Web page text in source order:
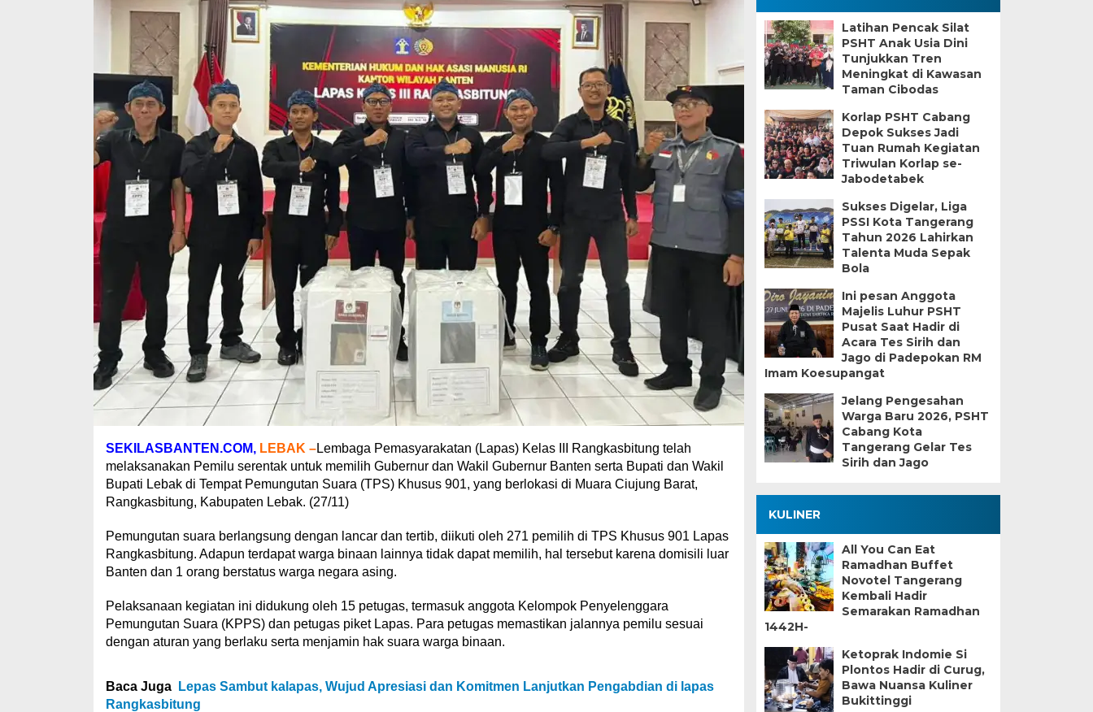
SEKILASBANTEN.COM, LEBAK –Lembaga Pemasyarakatan (Lapas) Kelas III Rangkasbitung telah
melaksanakan Pemilu serentak untuk memilih Gubernur dan Wakil Gubernur Banten serta Bupati dan Wakil
Bupati Lebak di Tempat Pemungutan Suara (TPS) Khusus 901, yang berlokasi di Muara Ciujung Barat,
Rangkasbitung, Kabupaten Lebak. (27/11)
Pemungutan suara berlangsung dengan lancar dan tertib, diikuti oleh 271 pemilih di TPS Khusus 901 Lapas
Rangkasbitung. Adapun terdapat warga binaan lainnya tidak dapat memilih, hal tersebut karena domisili luar
Banten dan 1 orang berstatus warga negara asing.
Pelaksanaan kegiatan ini didukung oleh 15 petugas, termasuk anggota Kelompok Penyelenggara
Pemungutan Suara (KPPS) dan petugas piket Lapas. Para petugas memastikan jalannya pemilu sesuai
dengan aturan yang berlaku serta menjamin hak suara warga binaan.
Baca Juga
Lepas Sambut kalapas, Wujud Apresiasi dan Komitmen Lanjutkan Pengabdian di lapas
Rangkasbitung
Latihan Pencak Silat
PSHT Anak Usia Dini
Tunjukkan Tren
Meningkat di Kawasan
Taman Cibodas
Korlap PSHT Cabang
Depok Sukses Jadi
Tuan Rumah Kegiatan
Triwulan Korlap se-
Jabodetabek
Sukses Digelar, Liga
PSSI Kota Tangerang
Tahun 2026 Lahirkan
Talenta Muda Sepak
Bola
Ini pesan Anggota
Majelis Luhur PSHT
Pusat Saat Hadir di
Acara Tes Sirih dan
Jago di Padepokan RM
Imam Koesupangat
Jelang Pengesahan
Warga Baru 2026, PSHT
Cabang Kota
Tangerang Gelar Tes
Sirih dan Jago
KULINER
All You Can Eat
Ramadhan Buffet
Novotel Tangerang
Kembali Hadir
Semarakan Ramadhan
1442H-
Ketoprak Indomie Si
Plontos Hadir di Curug,
Bawa Nuansa Kuliner
Bukittinggi